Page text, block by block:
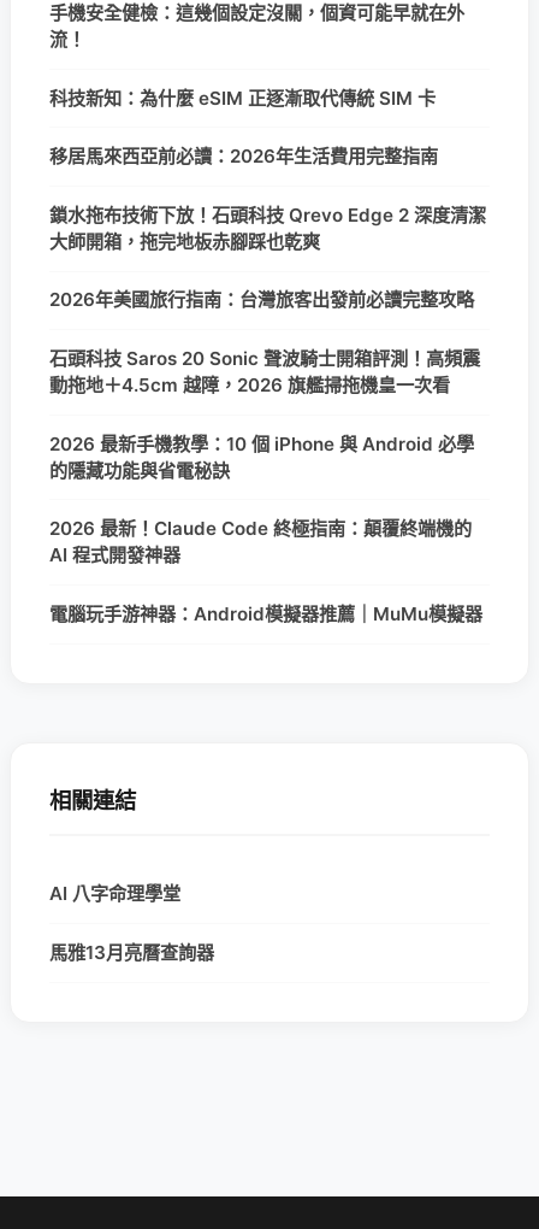
手機安全健檢：這幾個設定沒關，個資可能早就在外
流！
科技新知：為什麼 eSIM 正逐漸取代傳統 SIM 卡
移居馬來西亞前必讀：2026年生活費用完整指南
鎖水拖布技術下放！石頭科技 Qrevo Edge 2 深度清潔
大師開箱，拖完地板赤腳踩也乾爽
2026年美國旅行指南：台灣旅客出發前必讀完整攻略
石頭科技 Saros 20 Sonic 聲波騎士開箱評測！高頻震
動拖地＋4.5cm 越障，2026 旗艦掃拖機皇一次看
2026 最新手機教學：10 個 iPhone 與 Android 必學
的隱藏功能與省電秘訣
2026 最新！Claude Code 終極指南：顛覆終端機的
AI 程式開發神器
電腦玩手游神器：Android模擬器推薦｜MuMu模擬器
相關連結
AI 八字命理學堂
馬雅13月亮曆查詢器